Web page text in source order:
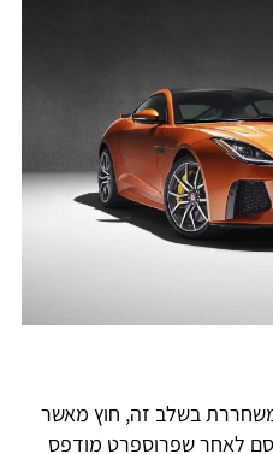
בשלב זה, חוץ מאשר
שפרוספרט מודפס